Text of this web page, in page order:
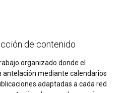
de contenido
organizado donde el
antelación mediante calendarios
adaptadas a cada red